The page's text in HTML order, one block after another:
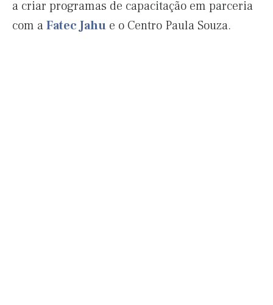
a criar programas de capacitação em parceria
com aFatec Jahu e o Centro Paula Souza.